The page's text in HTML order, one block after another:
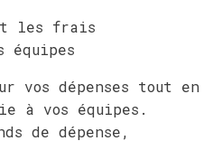
les frais
équipes
vos dépenses tout en
à vos équipes.
de dépense,